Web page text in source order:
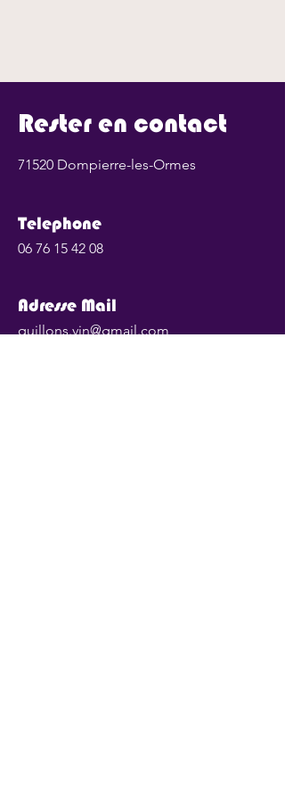
Rester en contact
71520 Dompierre-les-Ormes
Telephone
06 76 15 42 08
Adresse Mail
quillons.vin@gmail.com